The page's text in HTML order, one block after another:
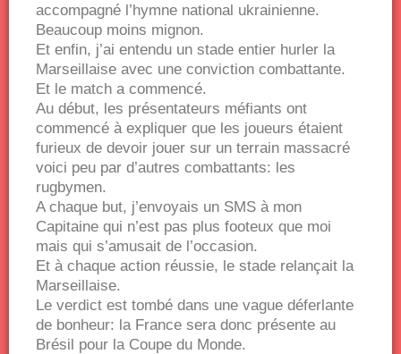
accompagné l’hymne national ukrainienne.
Beaucoup moins mignon.
Et enfin, j’ai entendu un stade entier hurler la
Marseillaise avec une conviction combattante.
Et le match a commencé.
Au début, les présentateurs méfiants ont
commencé à expliquer que les joueurs étaient
furieux de devoir jouer sur un terrain massacré
voici peu par d’autres combattants: les
rugbymen.
A chaque but, j’envoyais un SMS à mon
Capitaine qui n’est pas plus footeux que moi
mais qui s’amusait de l’occasion.
Et à chaque action réussie, le stade relançait la
Marseillaise.
Le verdict est tombé dans une vague déferlante
de bonheur: la France sera donc présente au
Brésil pour la Coupe du Monde.